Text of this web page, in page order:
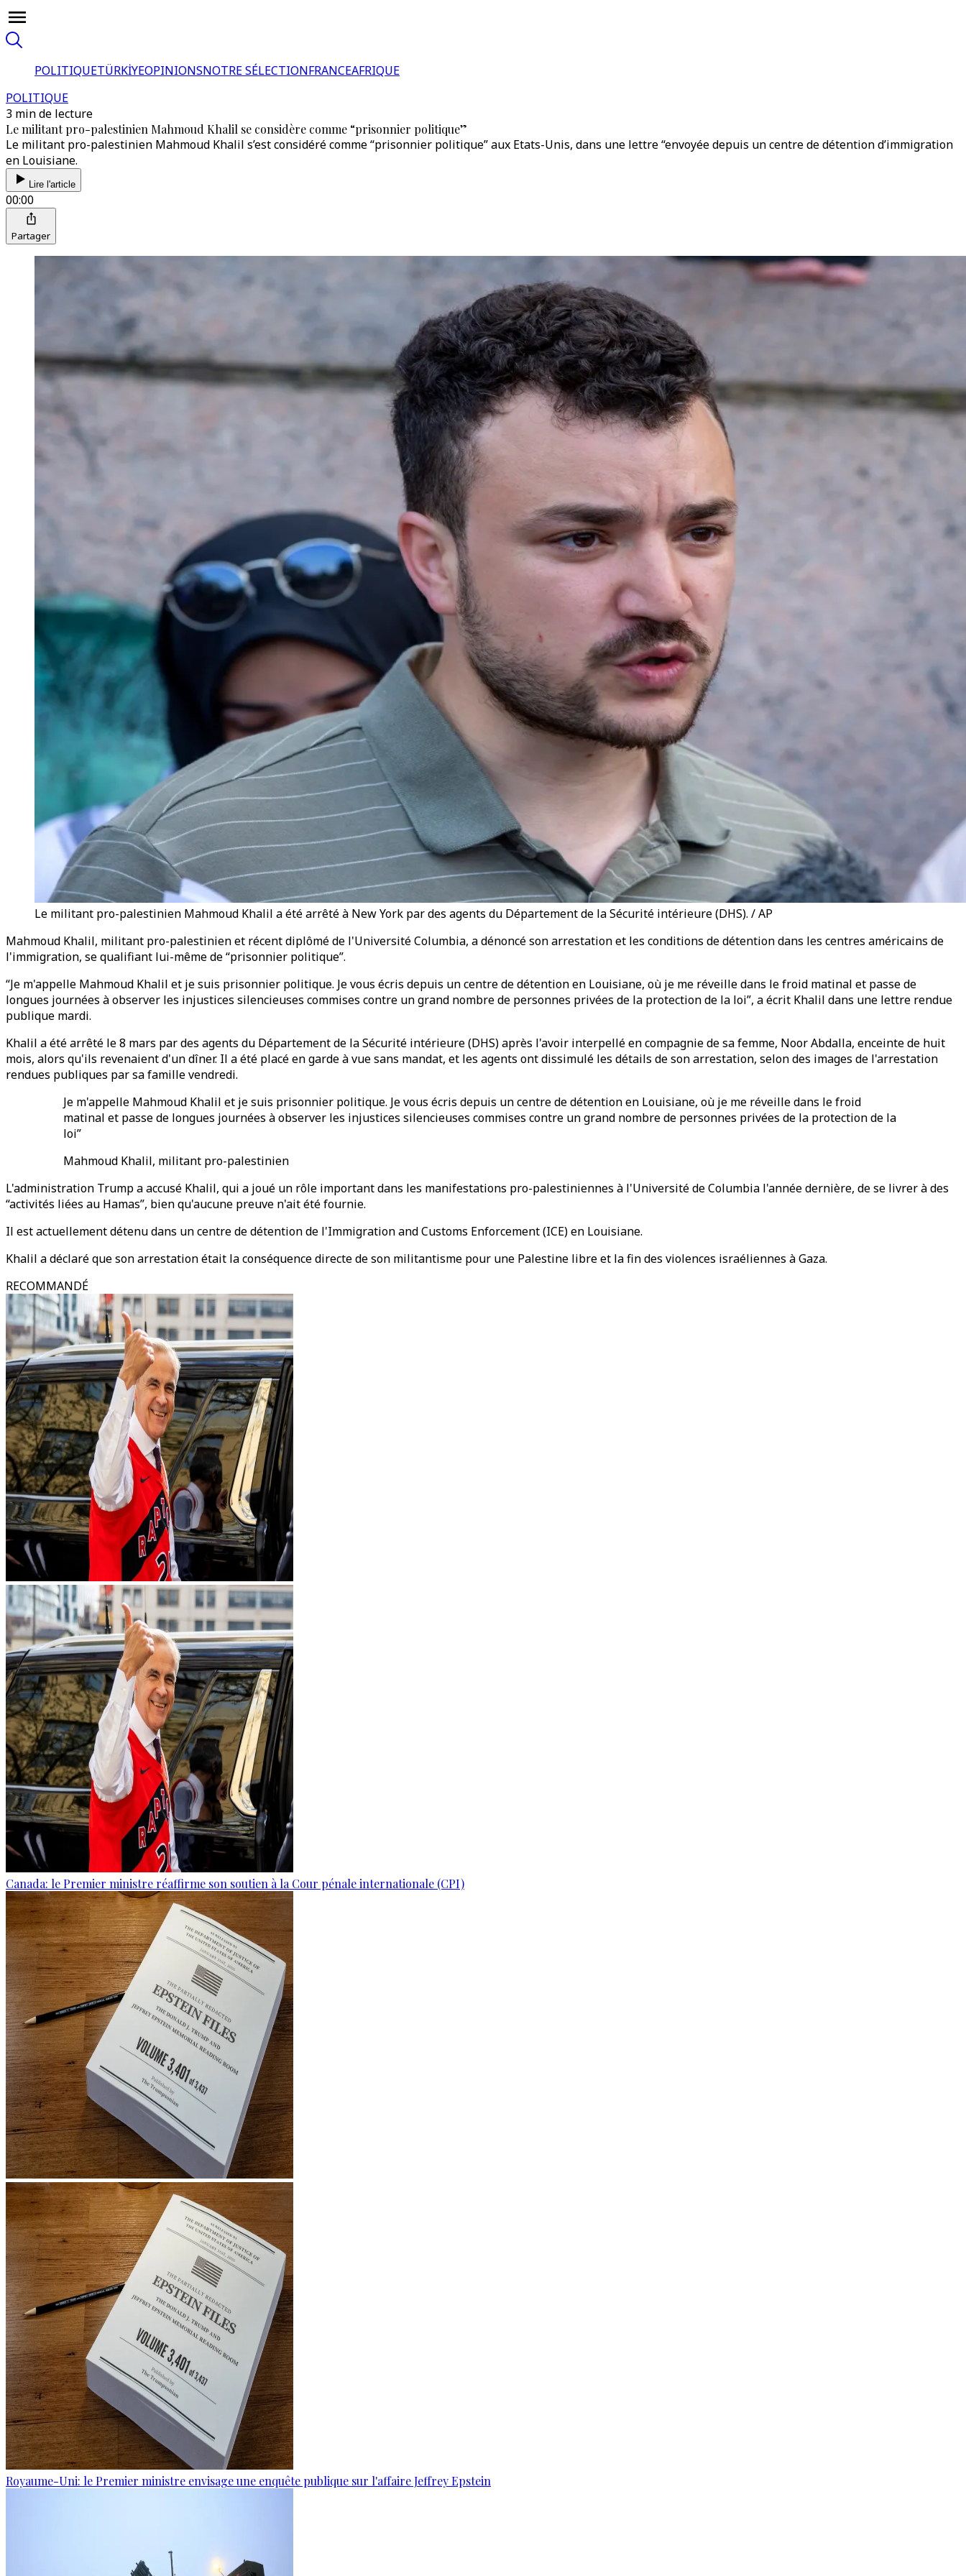
POLITIQUETÜRKİYEOPINIONSNOTRE SÉLECTIONFRANCEAFRIQUE
POLITIQUE
3 min de lecture
Le militant pro-palestinien Mahmoud Khalil se considère comme “prisonnier politique”
Le militant pro-palestinien Mahmoud Khalil s’est considéré comme “prisonnier politique” aux Etats-Unis, dans une lettre “envoyée depuis un centre de détention d’immigration
en Louisiane.
Lire l'article
00:00
Partager
Le militant pro-palestinien Mahmoud Khalil a été arrêté à New York par des agents du Département de la Sécurité intérieure (DHS). / AP
Mahmoud Khalil, militant pro-palestinien et récent diplômé de l'Université Columbia, a dénoncé son arrestation et les conditions de détention dans les centres américains de
l'immigration, se qualifiant lui-même de “prisonnier politique”.
“Je m'appelle Mahmoud Khalil et je suis prisonnier politique. Je vous écris depuis un centre de détention en Louisiane, où je me réveille dans le froid matinal et passe de
longues journées à observer les injustices silencieuses commises contre un grand nombre de personnes privées de la protection de la loi”, a écrit Khalil dans une lettre rendue
publique mardi.
Khalil a été arrêté le 8 mars par des agents du Département de la Sécurité intérieure (DHS) après l'avoir interpellé en compagnie de sa femme, Noor Abdalla, enceinte de huit
mois, alors qu'ils revenaient d'un dîner. Il a été placé en garde à vue sans mandat, et les agents ont dissimulé les détails de son arrestation, selon des images de l'arrestation
rendues publiques par sa famille vendredi.
Je m'appelle Mahmoud Khalil et je suis prisonnier politique. Je vous écris depuis un centre de détention en Louisiane, où je me réveille dans le froid
matinal et passe de longues journées à observer les injustices silencieuses commises contre un grand nombre de personnes privées de la protection de la
loi”
Mahmoud Khalil, militant pro-palestinien
L'administration Trump a accusé Khalil, qui a joué un rôle important dans les manifestations pro-palestiniennes à l'Université de Columbia l'année dernière, de se livrer à des
“activités liées au Hamas”, bien qu'aucune preuve n'ait été fournie.
Il est actuellement détenu dans un centre de détention de l'Immigration and Customs Enforcement (ICE) en Louisiane.
Khalil a déclaré que son arrestation était la conséquence directe de son militantisme pour une Palestine libre et la fin des violences israéliennes à Gaza.
RECOMMANDÉ
Canada: le Premier ministre réaffirme son soutien à la Cour pénale internationale (CPI)
Royaume-Uni: le Premier ministre envisage une enquête publique sur l'affaire Jeffrey Epstein